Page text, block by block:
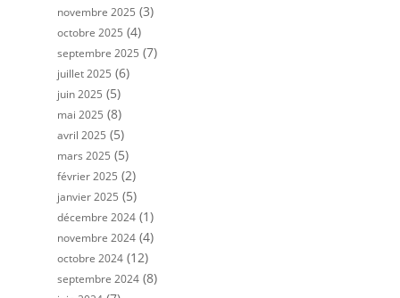
novembre 2025 (3)
octobre 2025 (4)
septembre 2025 (7)
juillet 2025 (6)
juin 2025 (5)
mai 2025 (8)
avril 2025 (5)
mars 2025 (5)
février 2025 (2)
janvier 2025 (5)
décembre 2024 (1)
novembre 2024 (4)
octobre 2024 (12)
septembre 2024 (8)